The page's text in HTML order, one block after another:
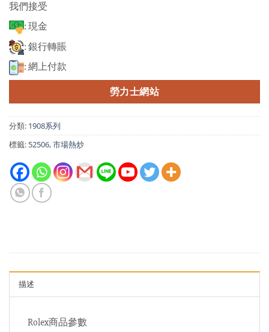
我們接受
: 現金
: 銀行轉賬
: 網上付款
勞力士網站
分類: 1908系列
標籤: 52506,市場熱炒
描述
Rolex商品參數